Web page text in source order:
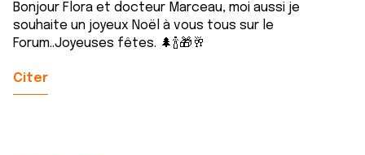
Bonjour Flora et docteur Marceau, moi aussi je
souhaite un joyeux Noël à vous tous sur le
Forum..Joyeuses fêtes. 🌲🍾🎁🥂
Citer